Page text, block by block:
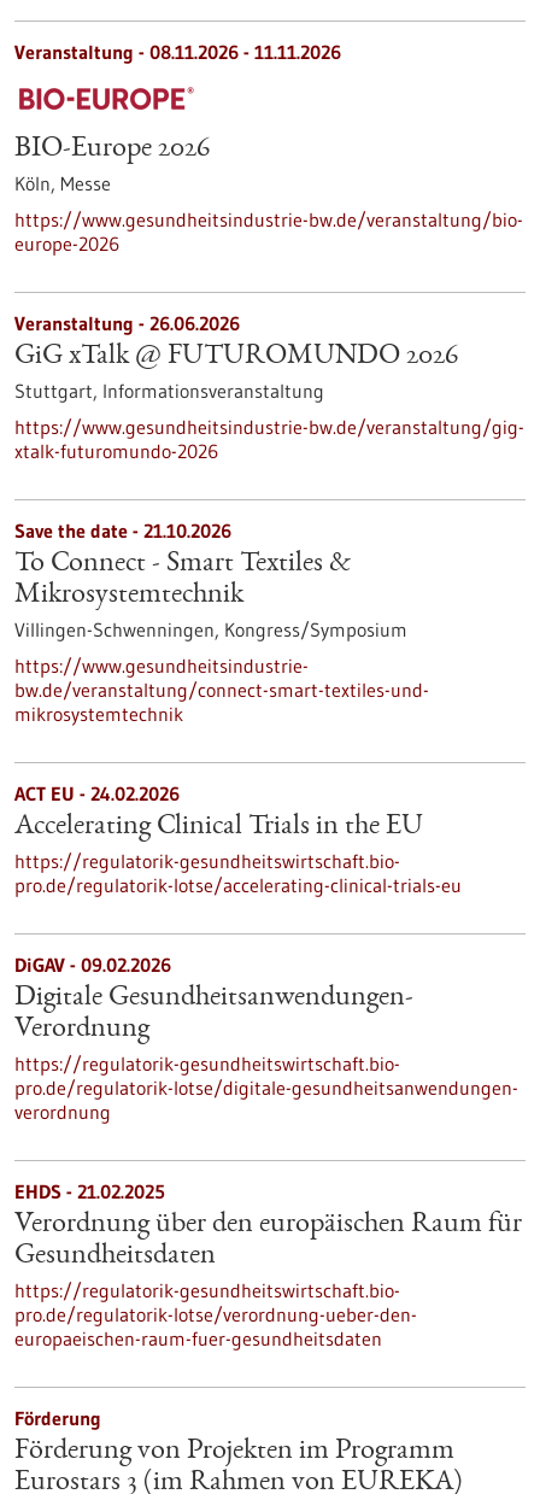
Veranstaltung - 08.11.2026 - 11.11.2026
BIO-Europe 2026
Köln, Messe
https://www.gesundheitsindustrie-bw.de/veranstaltung/bio-
europe-2026
Veranstaltung - 26.06.2026
GiG xTalk @ FUTUROMUNDO 2026
Stuttgart, Informationsveranstaltung
https://www.gesundheitsindustrie-bw.de/veranstaltung/gig-
xtalk-futuromundo-2026
Save the date - 21.10.2026
To Connect - Smart Textiles &
Mikrosystemtechnik
Villingen-Schwenningen, Kongress/Symposium
https://www.gesundheitsindustrie-
bw.de/veranstaltung/connect-smart-textiles-und-
mikrosystemtechnik
ACT EU - 24.02.2026
Accelerating Clinical Trials in the EU
https://regulatorik-gesundheitswirtschaft.bio-
pro.de/regulatorik-lotse/accelerating-clinical-trials-eu
DiGAV - 09.02.2026
Digitale Gesundheitsanwendungen-
Verordnung
https://regulatorik-gesundheitswirtschaft.bio-
pro.de/regulatorik-lotse/digitale-gesundheitsanwendungen-
verordnung
EHDS - 21.02.2025
Verordnung über den europäischen Raum für
Gesundheitsdaten
https://regulatorik-gesundheitswirtschaft.bio-
pro.de/regulatorik-lotse/verordnung-ueber-den-
europaeischen-raum-fuer-gesundheitsdaten
Förderung
Förderung von Projekten im Programm
Eurostars 3 (im Rahmen von EUREKA)